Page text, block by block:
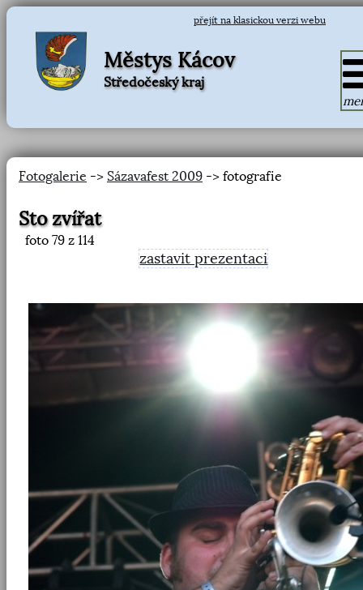
přejít na klasickou verzi webu
Městys Kácov
Středočeský kraj
Fotogalerie -> Sázavafest 2009 -> fotografie
Sto zvířat
foto 79 z 114
zastavit prezentaci